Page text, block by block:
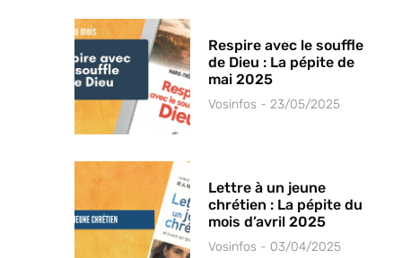
Respire avec le souffle
de Dieu : La pépite de
mai 2025
Vosinfos 23/05/2025
Lettre à un jeune
chrétien : La pépite du
mois d’avril 2025
Vosinfos 03/04/2025